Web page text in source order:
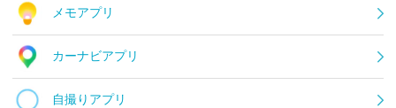
メモアプリ
カーナビアプリ
自撮りアプリ